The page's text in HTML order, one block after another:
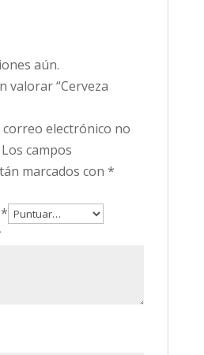
aún.
valorar “Cerveza
correo electrónico no
Los campos
marcados con *
*